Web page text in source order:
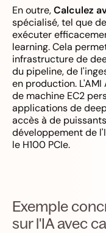
En outre,Calculez
spécialisé, tel que
exécuter
learning. Cela
infrastructure de
du pipeline, de
en production. L'AMI
de machine EC2
applications de
accès à de
développement de
le H100 PCIe.
Exemple
sur l'IA avec